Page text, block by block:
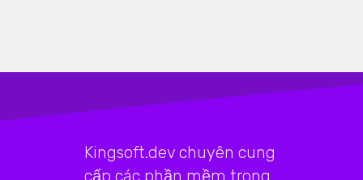
Kingsoft.dev chuyên cung
cấp các phần mềm trong